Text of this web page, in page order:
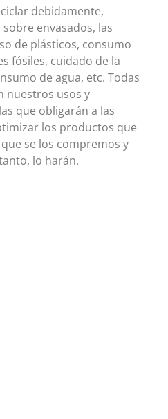
debidamente,
envasados, las
de plásticos, consumo
fósiles, cuidado de la
de agua, etc. Todas
nuestros usos y
que obligarán a las
los productos que
se los compremos y
lo harán.